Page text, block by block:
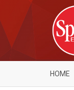
HOME